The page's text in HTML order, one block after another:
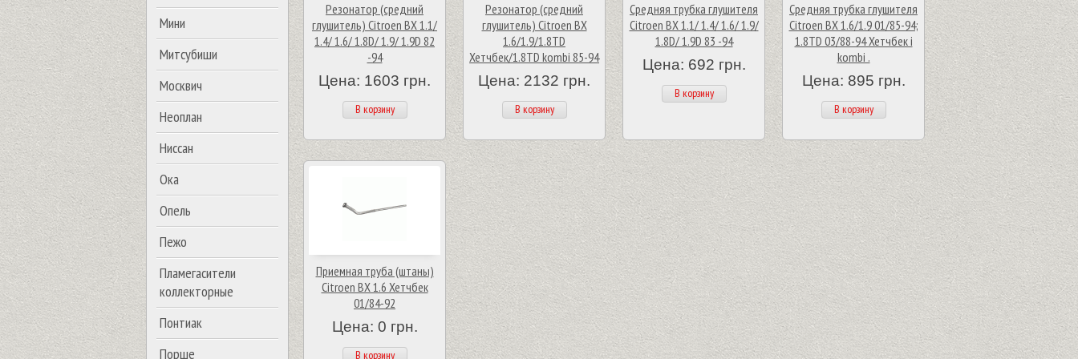
Мини
Митсубиши
Москвич
Неоплан
Ниссан
Ока
Опель
Пежо
Пламегасители
коллекторные
Понтиак
Порше
Резонатор (средний
глушитель) Citroen BX 1.1/
1.4/ 1.6/ 1.8D/ 1.9/ 1.9D 82
-94
Цена: 1603 грн.
В корзину
Резонатор (средний
глушитель) Citroen BX
1.6/1.9/1.8TD
Хетчбек/1.8TD kombi 85-94
Цена: 2132 грн.
В корзину
Средняя трубка глушителя
Citroen BX 1.1/ 1.4/ 1.6/ 1.9/
1.8D/ 1.9D 83 -94
Цена: 692 грн.
В корзину
Средняя трубка глушителя
Citroen BX 1.6/1.9 01/85-94;
1.8TD 03/88-94 Хетчбек i
kombi .
Цена: 895 грн.
В корзину
Приемная труба (штаны)
Citroen BX 1.6 Хетчбек
01/84-92
Цена: 0 грн.
В корзину